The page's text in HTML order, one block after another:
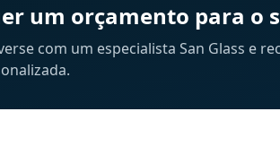
um orçamento para o
com um especialista San Glass e